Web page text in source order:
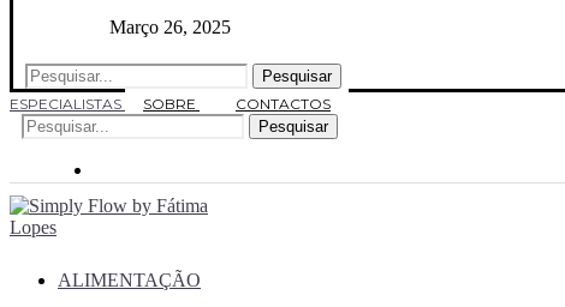
Março 26, 2025
Pesquisar
ESPECIALISTAS
SOBRE
CONTACTOS
Pesquisar
ALIMENTAÇÃO